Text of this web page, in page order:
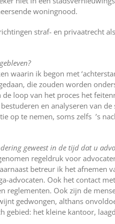
woningnood.
straf- en privaatrecht
waarin ik begon met
die zouden worden
loop van het proces het
en analyseren van
op te nemen, soms zelfs ’s
geweest in de tijd dat u
regeldruk voor
betreur ik het afnemen
advocaten. Ook het contact
reglementen. Ook zijn de
gedwongen, althans
gebied: het kleine kantoor,